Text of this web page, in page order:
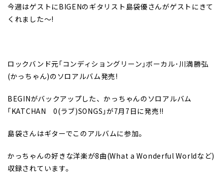
今週はゲストにBIGENのギタリスト島袋優さんがゲストにきて
くれました～!
ロックバンド元｢コンディショングリーン｣ボーカル･川満勝弘
(かっちゃん)のソロアルバム発売!
BEGINがバックアップした、かっちゃんのソロアルバム
｢KATCHAN 0(ラブ)SONGS｣が7月7日に発売!!
島袋さんはギターでこのアルバムに参加。
かっちゃんの好きな洋楽が8曲(What a Wonderful Worldなど)
収録されています。